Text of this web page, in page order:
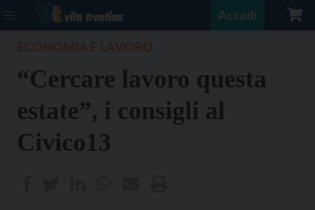
Accedi
“Cercare lavoro questa
estate”, i consigli al
Civico13